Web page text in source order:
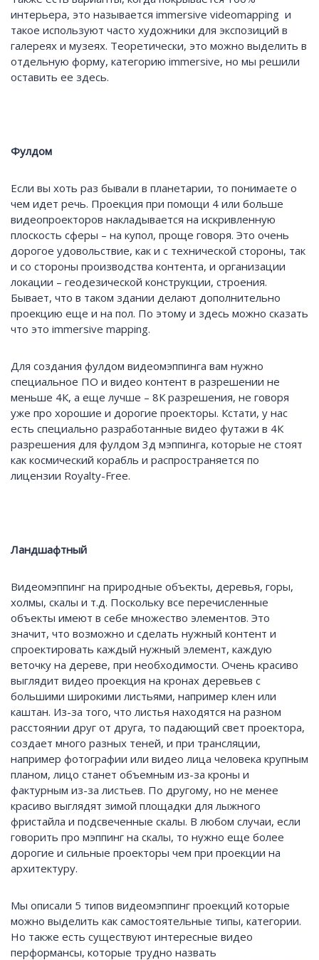
интерьера, это называется immersive videomapping и
такое используют часто художники для экспозиций в
галереях и музеях. Теоретически, это можно выделить в
отдельную форму, категорию immersive, но мы решили
оставить ее здесь.
Фулдом
Если вы хоть раз бывали в планетарии, то понимаете о
чем идет речь. Проекция при помощи 4 или больше
видеопроекторов накладывается на искривленную
плоскость сферы – на купол, проще говоря. Это очень
дорогое удовольствие, как и с технической стороны, так
и со стороны производства контента, и организации
локации – геодезической конструкции, строения.
Бывает, что в таком здании делают дополнительно
проекцию еще и на пол. По этому и здесь можно сказать
что это immersive mapping.
Для создания фулдом видеомэппинга вам нужно
специальное ПО и видео контент в разрешении не
меньше 4К, а еще лучше – 8К разрешения, не говоря
уже про хорошие и дорогие проекторы. Кстати, у нас
есть специально разработанные видео футажи в 4К
разрешения для фулдом 3д мэппинга, которые не стоят
как космический корабль и распространяется по
лицензии Royalty-Free.
Ландшафтный
Видеомэппинг на природные объекты, деревья, горы,
холмы, скалы и т.д. Поскольку все перечисленные
объекты имеют в себе множество элементов. Это
значит, что возможно и сделать нужный контент и
спроектировать каждый нужный элемент, каждую
веточку на дереве, при необходимости. Очень красиво
выглядит видео проекция на кронах деревьев с
большими широкими листьями, например клен или
каштан. Из-за того, что листья находятся на разном
расстоянии друг от друга, то падающий свет проектора,
создает много разных теней, и при трансляции,
например фотографии или видео лица человека крупным
планом, лицо станет объемным из-за кроны и
фактурным из-за листьев. По другому, но не менее
красиво выглядят зимой площадки для лыжного
фристайла и подсвеченные скалы. В любом случаи, если
говорить про мэппинг на скалы, то нужно еще более
дорогие и сильные проекторы чем при проекции на
архитектуру.
Мы описали 5 типов видеомэппинг проекций которые
можно выделить как самостоятельные типы, категории.
Но также есть существуют интересные видео
перформансы, которые трудно назвать